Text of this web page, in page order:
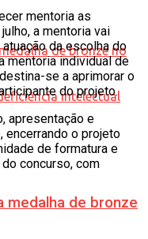
medalha de bronze
mentoria as
a mentoria vai
da escolha do
mentoria individual de
se a aprimorar o
do projeto.
apresentação e
encerrando o projeto
de formatura e
concurso, com